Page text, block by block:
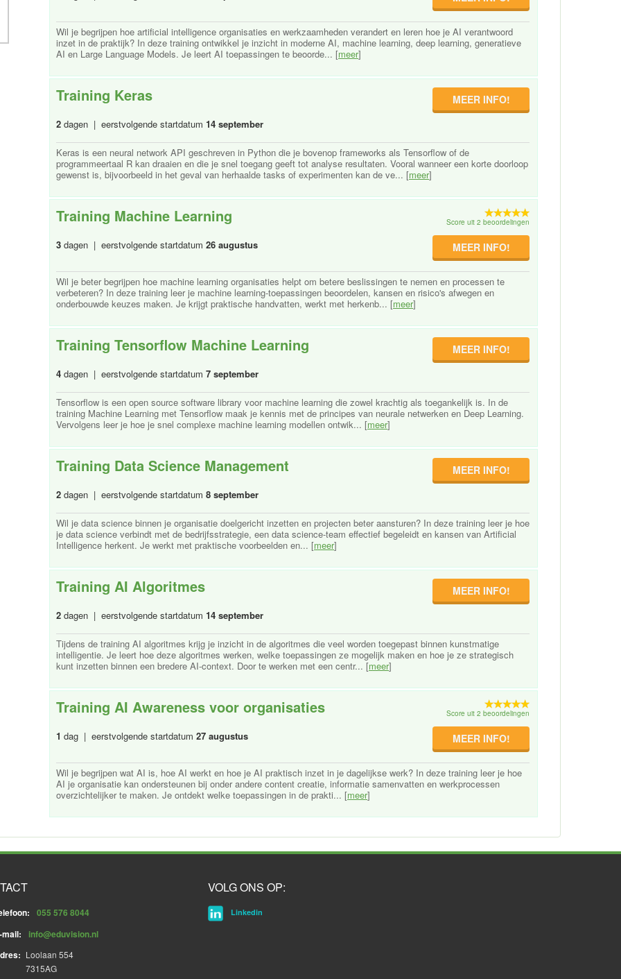
Wil je begrijpen hoe artificial intelligence organisaties en werkzaamheden verandert en leren hoe je AI verantwoord
inzet in de praktijk? In deze training ontwikkel je inzicht in moderne AI, machine learning, deep learning, generatieve
AI en Large Language Models. Je leert AI toepassingen te beoorde... [meer]
Training Keras
2 dagen | eerstvolgende startdatum 14 september
MEER INFO!
Keras is een neural network API geschreven in Python die je bovenop frameworks als Tensorflow of de
programmeertaal R kan draaien en die je snel toegang geeft tot analyse resultaten. Vooral wanneer een korte doorloop
gewenst is, bijvoorbeeld in het geval van herhaalde tasks of experimenten kan de ve... [meer]
Training Machine Learning
3 dagen | eerstvolgende startdatum 26 augustus
Score uit 2 beoordelingen
MEER INFO!
Wil je beter begrijpen hoe machine learning organisaties helpt om betere beslissingen te nemen en processen te
verbeteren? In deze training leer je machine learning-toepassingen beoordelen, kansen en risico's afwegen en
onderbouwde keuzes maken. Je krijgt praktische handvatten, werkt met herkenb... [meer]
Training Tensorflow Machine Learning
4 dagen | eerstvolgende startdatum 7 september
MEER INFO!
Tensorflow is een open source software library voor machine learning die zowel krachtig als toegankelijk is. In de
training Machine Learning met Tensorflow maak je kennis met de principes van neurale netwerken en Deep Learning.
Vervolgens leer je hoe je snel complexe machine learning modellen ontwik... [meer]
Training Data Science Management
2 dagen | eerstvolgende startdatum 8 september
MEER INFO!
Wil je data science binnen je organisatie doelgericht inzetten en projecten beter aansturen? In deze training leer je hoe
je data science verbindt met de bedrijfsstrategie, een data science-team effectief begeleidt en kansen van Artificial
Intelligence herkent. Je werkt met praktische voorbeelden en... [meer]
Training AI Algoritmes
2 dagen | eerstvolgende startdatum 14 september
MEER INFO!
Tijdens de training AI algoritmes krijg je inzicht in de algoritmes die veel worden toegepast binnen kunstmatige
intelligentie. Je leert hoe deze algoritmes werken, welke toepassingen ze mogelijk maken en hoe je ze strategisch
kunt inzetten binnen een bredere AI-context. Door te werken met een centr... [meer]
Training AI Awareness voor organisaties
1 dag | eerstvolgende startdatum 27 augustus
Score uit 2 beoordelingen
MEER INFO!
Wil je begrijpen wat AI is, hoe AI werkt en hoe je AI praktisch inzet in je dagelijkse werk? In deze training leer je hoe
AI je organisatie kan ondersteunen bij onder andere content creatie, informatie samenvatten en werkprocessen
overzichtelijker te maken. Je ontdekt welke toepassingen in de prakti... [meer]
055 576 8044
mail:
info@eduvision.nl
Loolaan 554
7315AG
VOLG ONS OP:
Linkedin